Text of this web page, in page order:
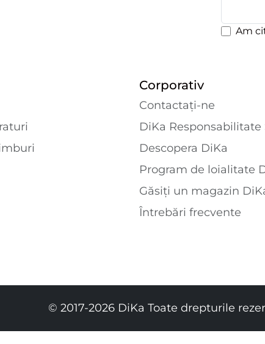
Am
Corporativ
Contactaţi-ne
DiKa Responsabilitate
Descopera DiKa
Program de loialitate
Găsiți un magazin
Întrebări frecvente
© 2017-2026 DiKa Toate drepturile